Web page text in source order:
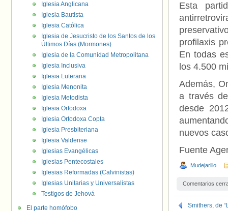
Esta
profilaxis
En todas
los 4.500
Además,
a través
desde
nuevos
Fuente
Mudejarillo
Comentarios
Smithers, de
Iglesia Anglicana
Iglesia Bautista
Iglesia Católica
Iglesia de Jesucristo de los Santos de los
Últimos Días (Mormones)
Iglesia de la Comunidad Metropolitana
Iglesia Inclusiva
Iglesia Luterana
Iglesia Menonita
Iglesia Metodista
Iglesia Ortodoxa
Iglesia Ortodoxa Copta
Iglesia Presbiteriana
Iglesia Valdense
Iglesias Evangélicas
Iglesias Pentecostales
Iglesias Reformadas (Calvinistas)
Iglesias Unitarias y Universalistas
Testigos de Jehová
El parte homófobo